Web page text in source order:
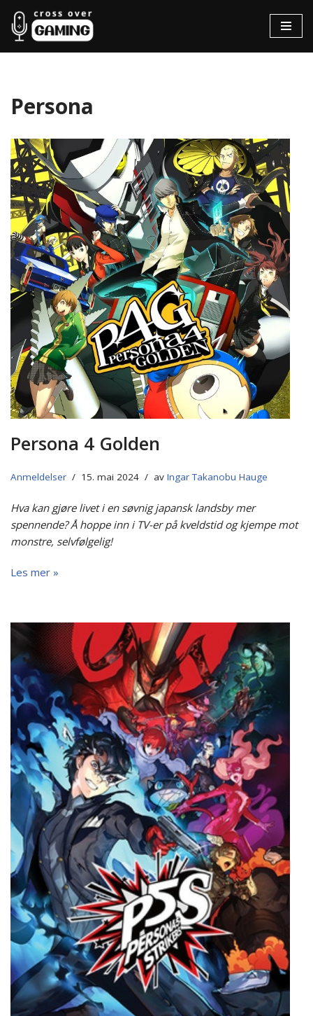
Hopp
til
Persona
Persona 4 Golden
Anmeldelser 15. mai 2024 av Ingar Takanobu Hauge
Hva kan gjøre livet i en søvnig japansk landsby mer
spennende? Å hoppe inn i TV-er på kveldstid og kjempe mot
monstre, selvfølgelig!
Les mer »